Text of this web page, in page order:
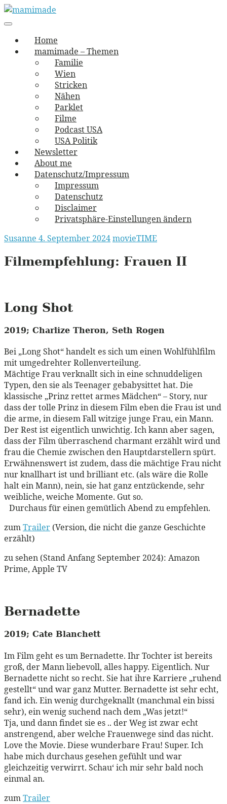
Skip
to
mamimade
vernäht und zugetextet
navigation
Menu
Home
mamimade – Themen
Familie
Wien
Stricken
Nähen
Parklet
Filme
Podcast USA
USA Politik
Newsletter
About me
Datenschutz/Impressum
Impressum
Datenschutz
Disclaimer
Privatsphäre-Einstellungen ändern
Susanne 4. September 2024movieTIME
Filmempfehlung: Frauen II
Long Shot
2019; Charlize Theron, Seth Rogen
Bei „Long Shot“ handelt es sich um einen Wohlfühlfilm
mit umgedrehter Rollenverteilung.
Mächtige Frau verknallt sich in eine schnuddeligen
Typen, den sie als Teenager gebabysittet hat. Die
klassische „Prinz rettet armes Mädchen“ – Story, nur
dass der tolle Prinz in diesem Film eben die Frau ist und
die arme, in diesem Fall witzige junge Frau, ein Mann.
Der Rest ist eigentlich unwichtig. Ich kann aber sagen,
dass der Film überraschend charmant erzählt wird und
frau die Chemie zwischen den Hauptdarstellern spürt.
Erwähnenswert ist zudem, dass die mächtige Frau nicht
nur knallhart ist und brilliant etc. (als wäre die Rolle
halt ein Mann), nein, sie hat ganz entzückende, sehr
weibliche, weiche Momente. Gut so.
Durchaus für einen gemütlich Abend zu empfehlen.
zumTrailer (Version, die nicht die ganze Geschichte
erzählt)
zu sehen (Stand Anfang September 2024): Amazon
Prime, Apple TV
Bernadette
2019; Cate Blanchett
Im Film geht es um Bernadette. Ihr Tochter ist bereits
groß, der Mann liebevoll, alles happy. Eigentlich. Nur
Bernadette nicht so recht. Sie hat ihre Karriere „ruhend
gestellt“ und war ganz Mutter. Bernadette ist sehr echt,
fand ich. Ein wenig durchgeknallt (manchmal ein bissi
sehr), ein wenig suchend nach dem „Was jetzt!“
Tja, und dann findet sie es .. der Weg ist zwar echt
anstrengend, aber welche Frauenwege sind das nicht.
Love the Movie. Diese wunderbare Frau! Super. Ich
habe mich durchaus gesehen gefühlt und war
gleichzeitig verwirrt. Schau‘ ich mir sehr bald noch
einmal an.
zumTrailer